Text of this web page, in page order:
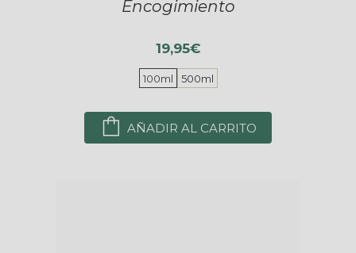
Encogimiento
19,95€
100ml 500ml
AÑADIR AL CARRITO